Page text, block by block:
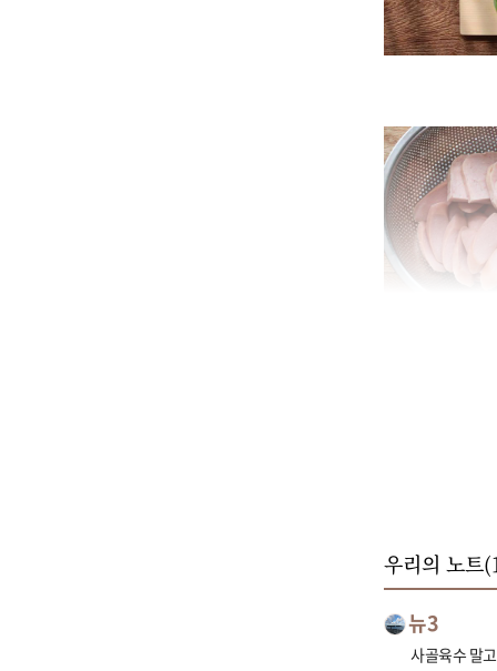
우리의 노트(
뉴3
사골육수 말